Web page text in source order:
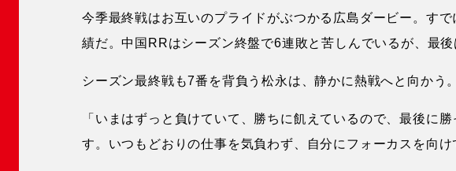
今季最終戦はお互いのプライドがぶつかる広島ダービー。す
績だ。中国RRはシーズン終盤で6連敗と苦しんでいるが、最後
シーズン最終戦も7番を背負う松永は、静かに熱戦へと向かう。
「いまはずっと負けていて、勝ちに飢えているので、最後に
す。いつもどおりの仕事を気負わず、自分にフォーカスを向